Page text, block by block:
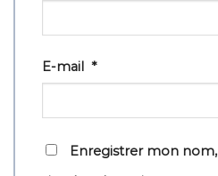
E-mail *
Enregistrer mon